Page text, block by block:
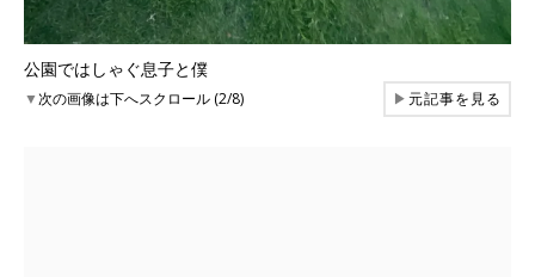
公園ではしゃぐ息子と僕
▼次の画像は下へスクロール (2/8) ▶元記事を見る